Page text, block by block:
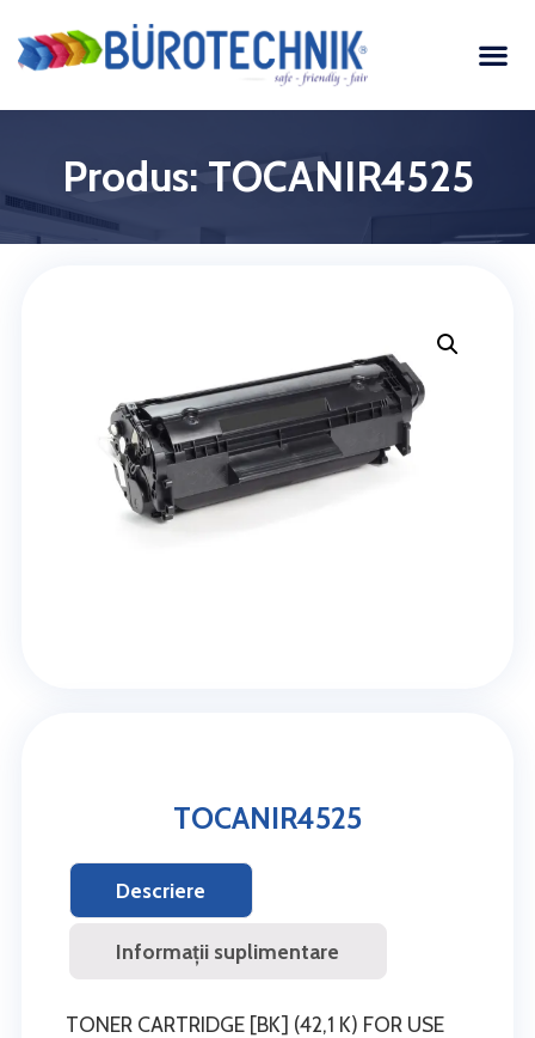
Produs: TOCANIR4525
TOCANIR4525
Descriere
Informații suplimentare
TONER CARTRIDGE [BK] (42,1 K) FOR USE